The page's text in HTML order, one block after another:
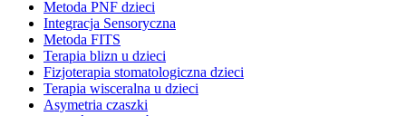
Metoda PNF dzieci
Integracja Sensoryczna
Metoda FITS
Terapia blizn u dzieci
Fizjoterapia stomatologiczna dzieci
Terapia wisceralna u dzieci
Asymetria czaszki